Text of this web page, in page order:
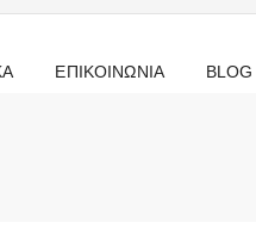
ΕΠΙΚΟΙΝΩΝΙΑ BLOG